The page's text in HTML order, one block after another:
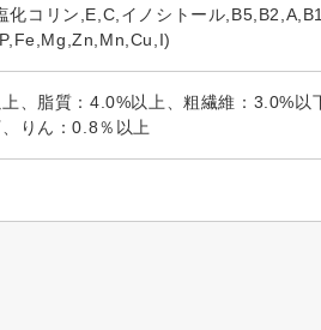
化コリン,E,C,イノシトール
、脂質：4.0%以上、粗繊維：3.0%以
りん：0.8％以上